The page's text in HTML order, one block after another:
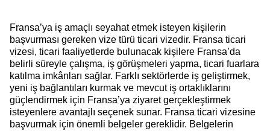
Fransa’ya iş amaçlı seyahat etmek isteyen kişilerin
başvurması gereken vize türü ticari vizedir. Fransa ticari
vizesi, ticari faaliyetlerde bulunacak kişilere Fransa’da
belirli süreyle çalışma, iş görüşmeleri yapma, ticari fuarlara
katılma imkânları sağlar. Farklı sektörlerde iş geliştirmek,
yeni iş bağlantıları kurmak ve mevcut iş ortaklıklarını
güçlendirmek için Fransa’ya ziyaret gerçekleştirmek
isteyenlere avantajlı seçenek sunar. Fransa ticari vizesine
başvurmak için önemli belgeler gereklidir. Belgelerin